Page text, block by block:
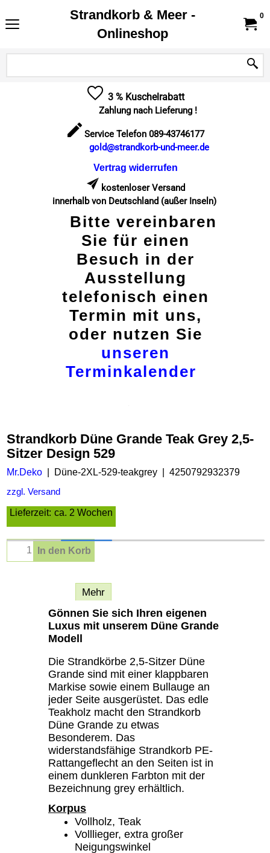
Strandkorb & Meer -
Onlineshop
0
3 % Kuschelrabatt
Zahlung nach Lieferung !
Service Telefon 089-43746177
gold@strandkorb-und-meer.de
Vertrag widerrufen
kostenloser Versand
innerhalb von Deutschland (außer Inseln)
Bitte vereinbaren
Sie für einen
Besuch in der
Ausstellung
telefonisch einen
Termin mit uns,
oder nutzen Sie
unseren
Terminkalender
Strandkorb Düne Grande Teak Grey 2,5-
Sitzer Design 529
Mr.Deko Düne-2XL-529-teakgrey 4250792932379
zzgl. Versand
Lieferzeit: ca. 2 Wochen
In den Korb
Mehr
Gönnen Sie sich Ihren eigenen
Luxus mit unserem Düne Grande
Modell
Die Strandkörbe 2,5-Sitzer Düne
Grande sind mit einer klappbaren
Markise sowie einem Bullauge an
jeder Seite ausgerüstet. Das edle
Teakholz macht den Strandkorb
Düne Grande zu etwas
Besonderem. Das
widerstandsfähige Strandkorb PE-
Rattangeflecht an den Seiten ist in
einem dunkleren Farbton mit der
Bezeichnung grey erhältlich.
Korpus
Vollholz, Teak
Volllieger, extra großer
Neigungswinkel